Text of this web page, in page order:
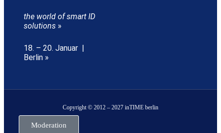
the world of smart ID
solutions »
18. – 20. Januar |
Berlin »
Copyright © 2012 – 2027 inTIME berlin
Moderation